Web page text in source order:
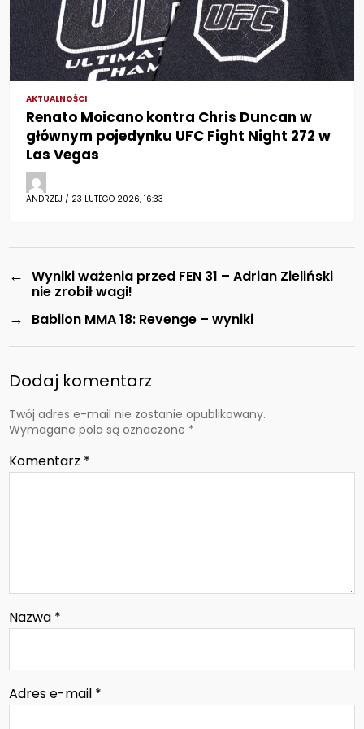
AKTUALNOŚCI
Renato Moicano kontra Chris Duncan w
głównym pojedynku UFC Fight Night 272 w
Las Vegas
ANDRZEJ / 23 LUTEGO 2026, 16:33
← Wyniki ważenia przed FEN 31 – Adrian Zieliński
nie zrobił wagi!
→ Babilon MMA 18: Revenge – wyniki
Dodaj komentarz
Twój adres e-mail nie zostanie opublikowany.
Wymagane pola są oznaczone *
Komentarz *
Nazwa *
Adres e-mail *